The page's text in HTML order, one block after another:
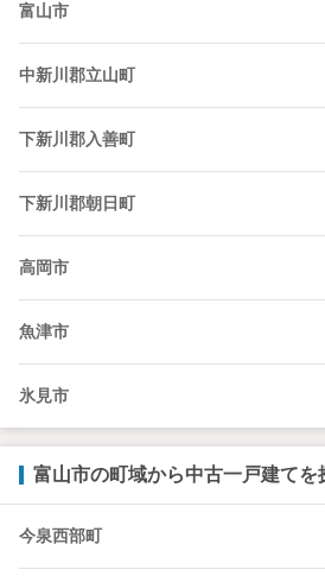
富山市
中新川郡立山町
下新川郡入善町
下新川郡朝日町
高岡市
魚津市
氷見市
富山市の町域から中古一戸建てを
今泉西部町